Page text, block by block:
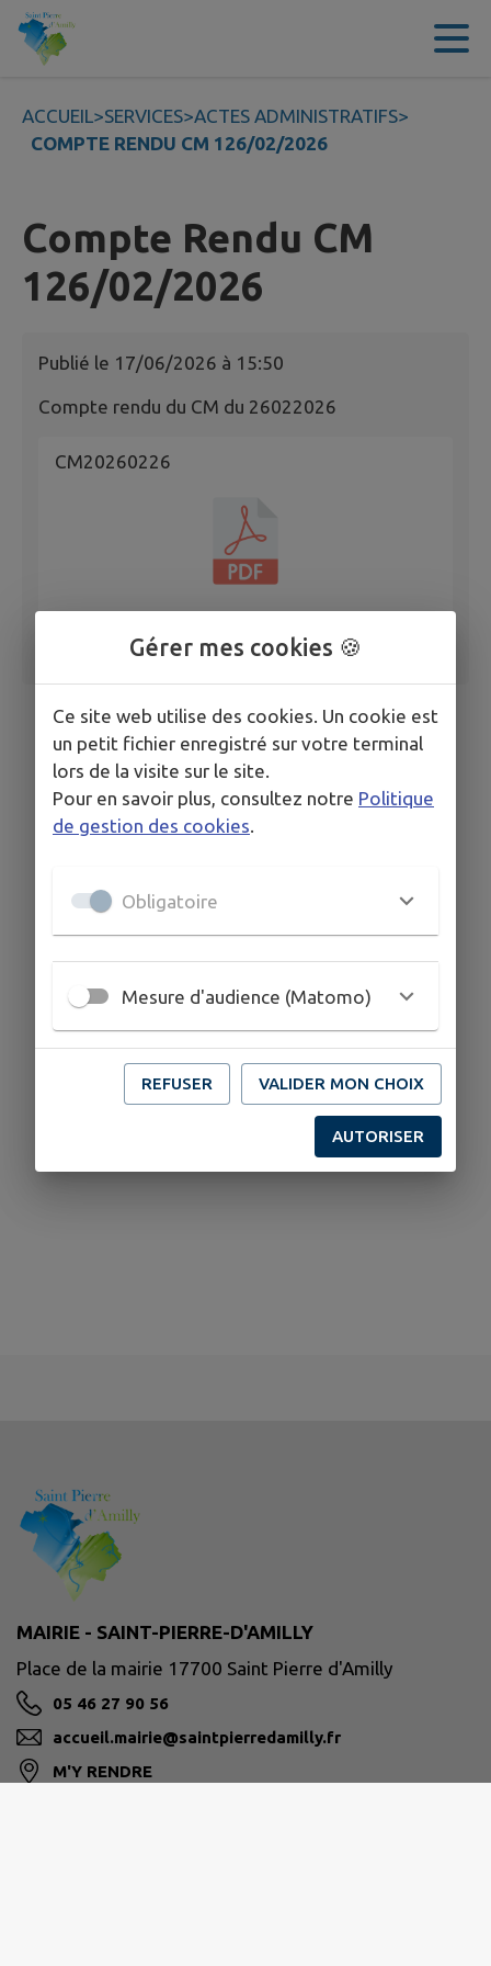
Contenu
ACCUEIL>SERVICES>ACTES ADMINISTRATIFS>
COMPTE RENDU CM 126/02/2026
Compte Rendu CM
126/02/2026
Publié le 17/06/2026 à 15:50
Compte rendu du CM du 26022026
CM20260226
MAIRIE - SAINT-PIERRE-D'AMILLY
Place de la mairie 17700 Saint Pierre d'Amilly
05 46 27 90 56
accueil.mairie@saintpierredamilly.fr
M'Y RENDRE
Gérer mes cookies 🍪
Ce site web utilise des cookies. Un cookie est
un petit fichier enregistré sur votre terminal
lors de la visite sur le site.
Pour en savoir plus, consultez notre Politique
de gestion des cookies.
Obligatoire
Mesure d'audience (Matomo)
REFUSER VALIDER MON CHOIX
AUTORISER